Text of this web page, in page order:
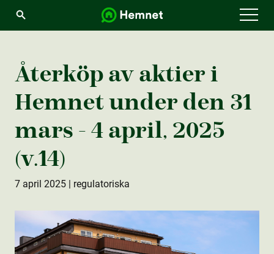
Återköp av aktie­r i
Hemnet under den 31
mars - 4 april, 2025
(v.14)
7 april 2025 | regulatoriska